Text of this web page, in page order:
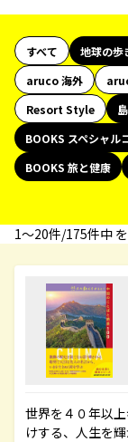
すべて 地球の歩
aruco 海外
Resort Style
BOOKS スペシャル
BOOKS 旅と健康
1〜20件/175件中
世界を４０年以
けする、人生を